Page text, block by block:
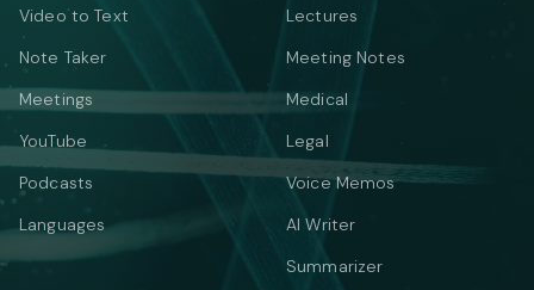
Video to Text
Note Taker
Meetings
YouTube
Podcasts
Languages
Lectures
Meeting Notes
Medical
Legal
Voice Memos
AI Writer
Summarizer